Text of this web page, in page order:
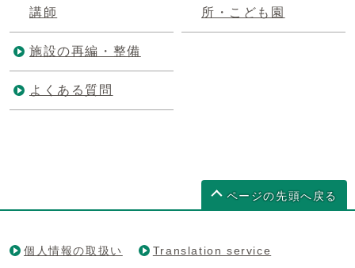
講師
所・こども園
施設の再編・整備
よくある質問
ページの先頭へ戻る
個人情報の取扱い Translation service